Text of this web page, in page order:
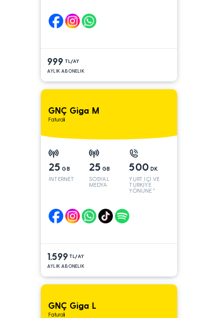
999 TL/AY
AYLIK ABONELIK
GNÇ Giga M
Faturalı
25 GB
İNTERNET
25 GB
SOSYAL
MEDYA
500 DK
YURT İÇİ VE
TÜRKİYE
YÖNÜNE*
1.599 TL/AY
AYLIK ABONELIK
GNÇ Giga L
Faturalı